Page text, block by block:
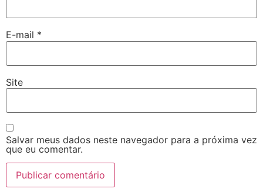
E-mail *
Site
Salvar meus dados neste navegador para a próxima vez
que eu comentar.